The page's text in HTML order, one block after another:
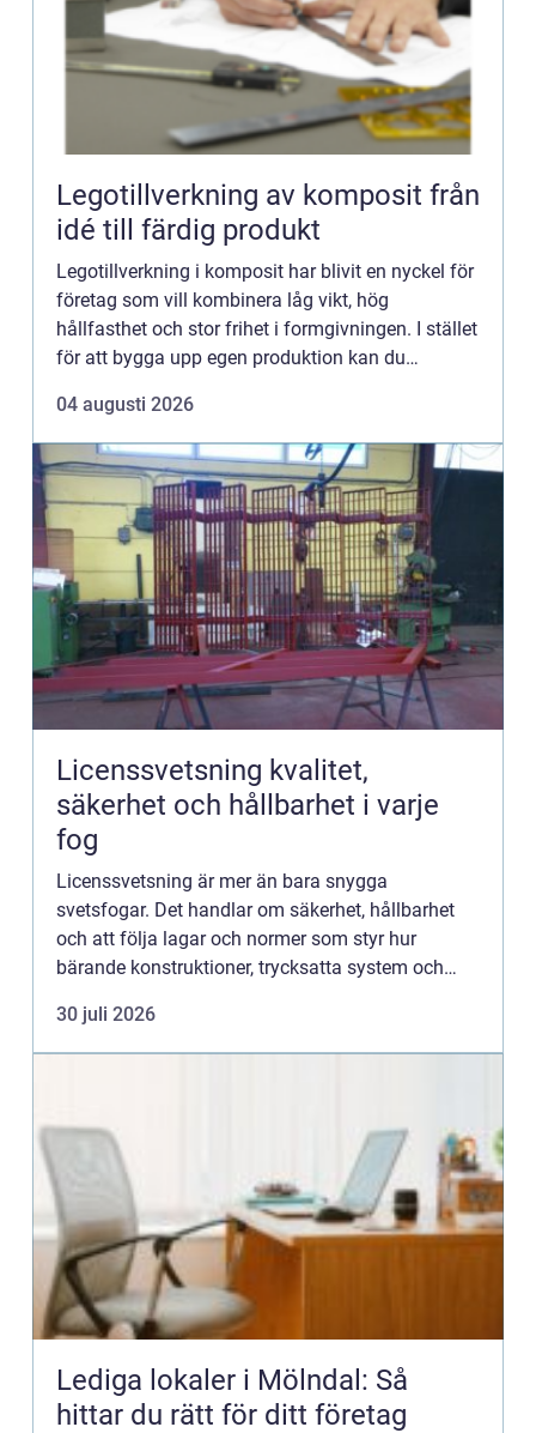
Legotillverkning av komposit från
idé till färdig produkt
Legotillverkning i komposit har blivit en nyckel för
företag som vill kombinera låg vikt, hög
hållfasthet och stor frihet i formgivningen. I stället
för att bygga upp egen produktion kan du
hela kedjan f...
04 augusti 2026
Licenssvetsning kvalitet,
säkerhet och hållbarhet i varje
fog
Licenssvetsning är mer än bara snygga
svetsfogar. Det handlar om säkerhet, hållbarhet
och att följa lagar och normer som styr hur
bärande konstruktioner, trycksatta system och
När en svets är en kriti...
30 juli 2026
Lediga lokaler i Mölndal: Så
hittar du rätt för ditt företag